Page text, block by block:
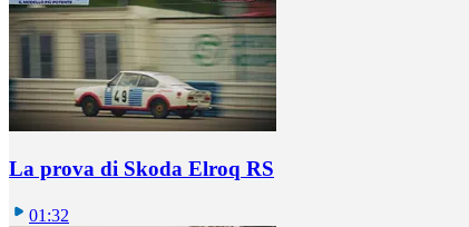
La prova di Skoda Elroq RS
01:32